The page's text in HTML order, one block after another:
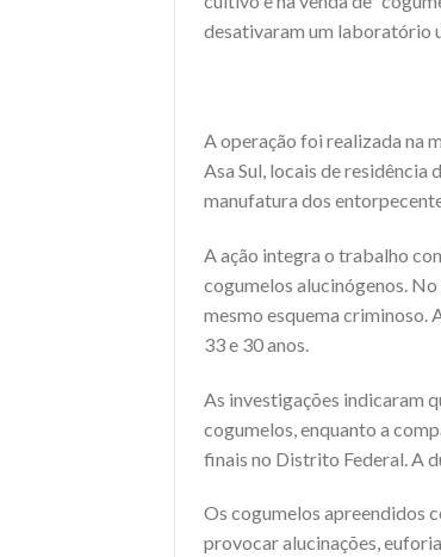
desativaram um laboratório
A operação foi realizada na
Asa Sul, locais de residência
manufatura dos
A ação integra o trabalho
cogumelos alucinógenos.
mesmo esquema criminoso.
33 e 30 anos.
As investigações indicaram
cogumelos, enquanto a
finais no Distrito Federal. A
Os cogumelos apreendidos
provocar alucinações,